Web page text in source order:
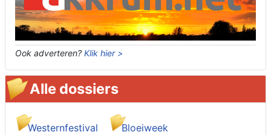
Ook adverteren? Klik hier >
Alle dossiers
Westernfestival
Bloeiweek